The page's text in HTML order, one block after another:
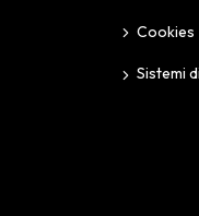
Cookies
Sistemi